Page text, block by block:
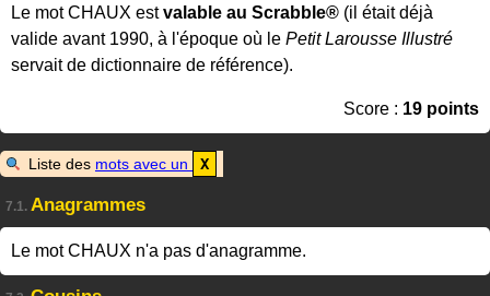
Le mot CHAUX estvalable au Scrabble® (il était déjà
valide avant 1990, à l'époque où le Petit Larousse Illustré
servait de dictionnaire de référence).
Score : 19 points
Liste des mots avec un X
7.1. Anagrammes
Le mot CHAUX n'a pas d'anagramme.